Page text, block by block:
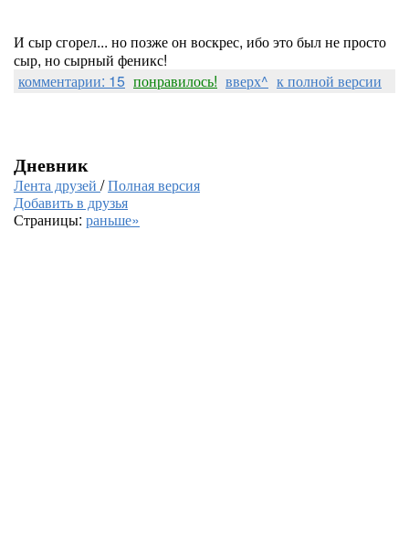
И сыр сгорел... но позже он воскрес, ибо это был не просто
сыр, но сырный феникс!
комментарии: 15 понравилось! вверх^ к полной версии
Дневник
Лента друзей /Полная версия
Добавить в друзья
Страницы: раньше»